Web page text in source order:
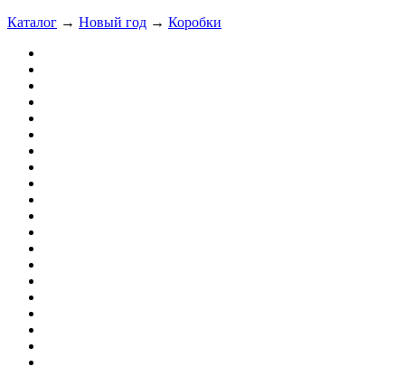
Каталог → Новый год → Коробки